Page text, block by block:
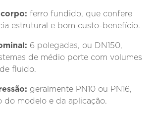
ferro fundido, que confere
estrutural e bom custo-benefício.
6 polegadas, ou DN150,
de médio porte com volumes
fluido.
geralmente PN10 ou PN16,
do modelo e da aplicação.